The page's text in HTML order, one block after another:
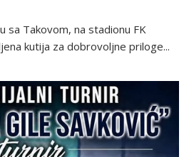
sa Takovom, na stadionu FK
kutija za dobrovoljne priloge...